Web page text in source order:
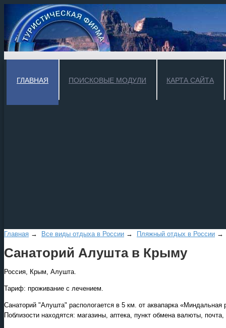
ГЛАВНАЯ ПОИСКОВЫЕ МОДУЛИ КАРТА САЙТА
Главная → Все виды отдыха в России → Пляжный отдых в России
Санаторий Алушта в Крыму
Россия, Крым, Алушта.
Тариф: проживание с лечением.
Санаторий "Алушта" распологается в 5 км. от аквапарка
Поблизости находятся: магазины, аптека, пункт обмена валюты,